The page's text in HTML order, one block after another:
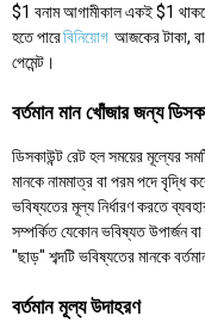
$1 বনাম আগামীকাল একই $1
হতে পারেবিনিয়োগ আজকের টাকা,
পেমেন্ট।
বর্তমান মান খোঁজার জন্য
ডিসকাউন্ট রেট হল সময়ের মূল্যের
মানকে নামমাত্র বা পরম পদে বৃদ্ধি
ভবিষ্যতের মূল্য নির্ধারণ করতে
সম্পর্কিত যেকোন ভবিষ্যত উপার্জন
"ছাড়" শব্দটি ভবিষ্যতের মানকে
বর্তমান মূল্য উদাহরণ